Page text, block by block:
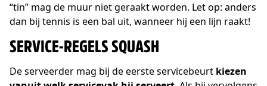
“tin” mag de muur niet geraakt worden. Let op: anders
dan bij tennis is een bal uit, wanneer hij een lijn raakt!
SERVICE-REGELS SQUASH
De serveerder mag bij de eerste servicebeurt kiezen